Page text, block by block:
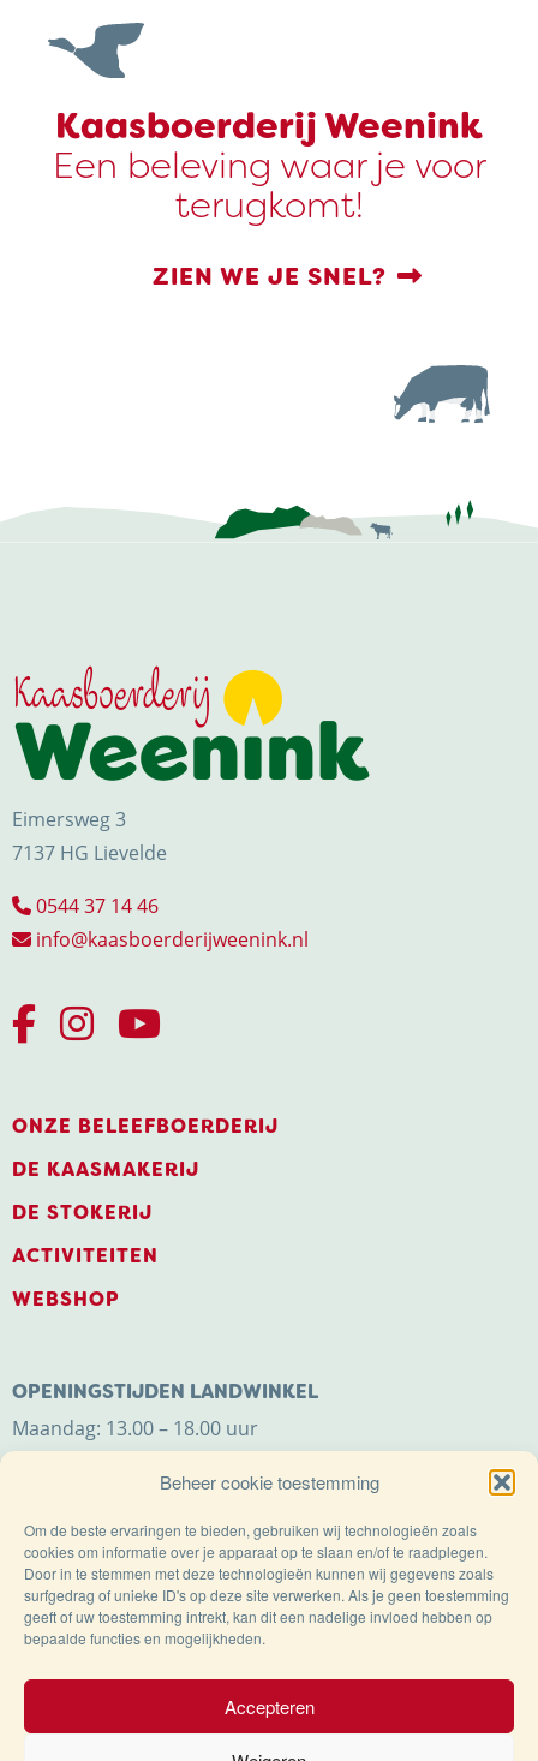
Beheer cookie toestemming
Om de beste ervaringen te bieden, gebruiken wij technologieën zoals
cookies om informatie over je apparaat op te slaan en/of te raadplegen.
Door in te stemmen met deze technologieën kunnen wij gegevens zoals
surfgedrag of unieke ID's op deze site verwerken. Als je geen toestemming
geeft of uw toestemming intrekt, kan dit een nadelige invloed hebben op
bepaalde functies en mogelijkheden.
Accepteren
Kaasboerderij Weenink
Een beleving waar je voor
terugkomt!
ZIEN WE JE SNEL?
Eimersweg 3
7137 HG Lievelde
0544 37 14 46
info@kaasboerderijweenink.nl
ONZE BELEEFBOERDERIJ
DE KAASMAKERIJ
DE STOKERIJ
ACTIVITEITEN
WEBSHOP
OPENINGSTIJDEN LANDWINKEL
Maandag: 13.00 – 18.00 uur
Zondag: 11.00 – 18.00 uur